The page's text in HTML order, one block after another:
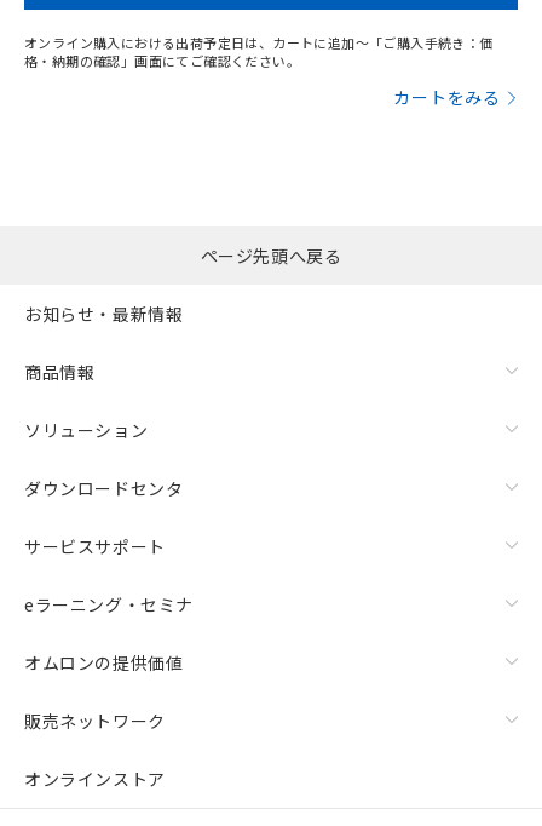
オンライン購入における出荷予定日は、カートに追加～「ご購入手続き：価
格・納期の確認」画面にてご確認ください。
カートをみる
ページ先頭へ戻る
お知らせ・最新情報
商品情報
ソリューション
ダウンロードセンタ
サービスサポート
eラーニング・セミナ
オムロンの提供価値
販売ネットワーク
オンラインストア